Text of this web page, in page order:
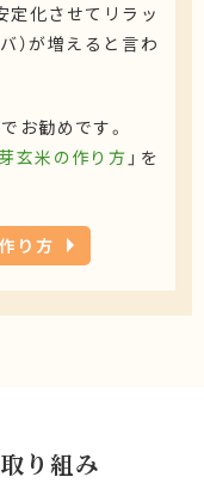
定化させてリラッ
）が増えると言わ
お勧めです。
玄米の作り方 」を
り方
り組み